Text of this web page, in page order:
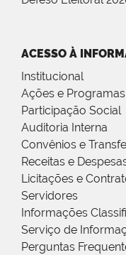
ACESSO À
Institucional
Ações e Programas
Participação Social
Auditoria Interna
Convênios e
Receitas e
Licitações e
Servidores
Informações
Serviço de
Perguntas